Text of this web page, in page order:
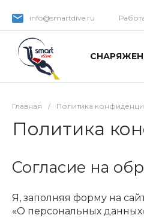
info@smartdive.ru
Главная / Политика
Политика
Согласие на
Я, заполняя форму на
«О персональных